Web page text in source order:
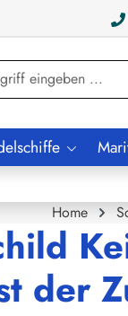
Home
der